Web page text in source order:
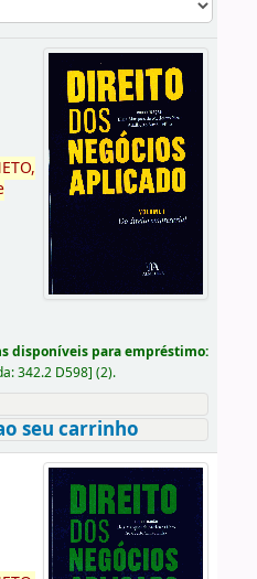
disponíveis para empréstimo:
342.2 D598] (2).
seu carrinho